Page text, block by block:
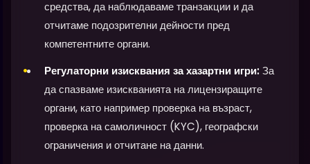
средства, да наблюдаваме транзакции и да
отчитаме подозрителни дейности пред
компетентните органи.
Регулаторни изисквания за хазартни игри:За
да спазваме изискванията на лицензиращите
органи, като например проверка на възраст,
проверка на самоличност (KYC), географски
ограничения и отчитане на данни.